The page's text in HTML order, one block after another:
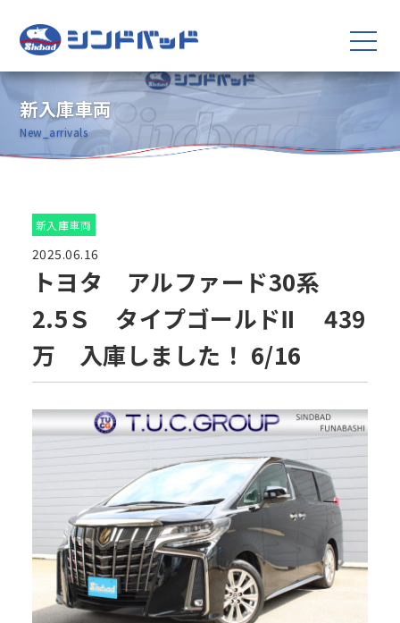
新入庫車両
New_arrivals
新入庫車両
2025.06.16
トヨタ アルファード30系
2.5Ｓ タイプゴールドⅡ 439
万 入庫しました！ 6/16